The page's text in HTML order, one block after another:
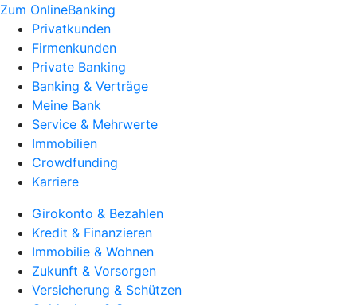
Zum OnlineBanking
Privatkunden
Firmenkunden
Private Banking
Banking & Verträge
Meine Bank
Service & Mehrwerte
Immobilien
Crowdfunding
Karriere
Girokonto & Bezahlen
Kredit & Finanzieren
Immobilie & Wohnen
Zukunft & Vorsorgen
Versicherung & Schützen